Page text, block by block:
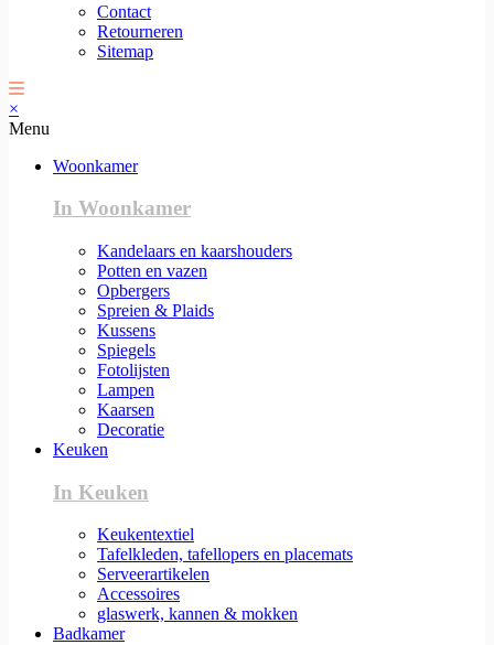
Contact
Retourneren
Sitemap
×
Menu
Woonkamer
In Woonkamer
Kandelaars en kaarshouders
Potten en vazen
Opbergers
Spreien & Plaids
Kussens
Spiegels
Fotolijsten
Lampen
Kaarsen
Decoratie
Keuken
In Keuken
Keukentextiel
Tafelkleden, tafellopers en placemats
Serveerartikelen
Accessoires
glaswerk, kannen & mokken
Badkamer